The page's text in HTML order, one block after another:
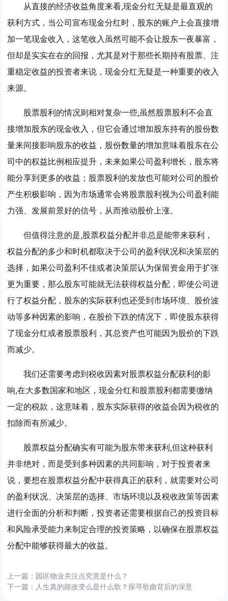
从直接的经济收益角度来看,现金分红无疑是最直观的
获利方式，当公司宣布现金分红时，股东的账户上会直接增
加一笔现金收入，这笔收入虽然可能不会让股东一夜暴富，
但却是实实在在的回报，尤其是对于那些长期持有股票、注
重稳定收益的投资者来说，现金分红无疑是一种重要的收入
来源。
股票股利的情况则相对复杂一些,虽然股票股利不会直
接增加股东的现金收入，但它会通过增加股东持有的股份数
量来间接影响股东的收益，股份数量的增加意味着股东在公
司中的权益比例相应提升，未来如果公司盈利增长，股东将
能分享到更多的收益；股票股利的发放也可能对公司的股价
产生积极影响，因为市场通常会将股票股利视为公司盈利能
力强、发展前景好的信号，从而推动股价上涨。
但值得注意的是,股票权益分配并非总是能带来获利，
权益分配的多少和时机都取决于公司的盈利状况和决策层的
选择，如果公司盈利不佳或者决策层认为保留资金用于扩张
更为重要，那么股东可能就无法获得权益分配，即使公司进
行了权益分配，股东的实际获利也还受到市场环境、股价波
动等多种因素的影响，在股价下跌的情况下，即使股东获得
了现金分红或者股票股利，其总资产也可能因为股价的下跌
而减少。
我们还需要考虑到税收因素对股票权益分配获利的影
响,在大多数国家和地区，现金分红和股票股利都需要缴纳
一定的税款，这意味着，股东实际获得的收益会因为税收的
扣除而有所减少。
股票权益分配确实有可能为股东带来获利,但这种获利
并非绝对，而是受到多种因素的共同影响，对于投资者来
说，要想在股票权益分配中获得真正的获利，就需要对公司
的盈利状况、决策层的选择、市场环境以及税收政策等因素
进行全面的分析和判断，投资者还需要根据自己的投资目标
和风险承受能力来制定合理的投资策略，以确保在股票权益
分配中能够获得最大的收益。
上一篇： 园区物业关注点究竟是什么？
下一篇： 人生真的能改变么是什么歌？探寻歌曲背后的深意